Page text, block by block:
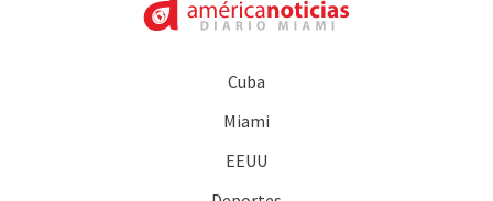
Cuba
Miami
EEUU